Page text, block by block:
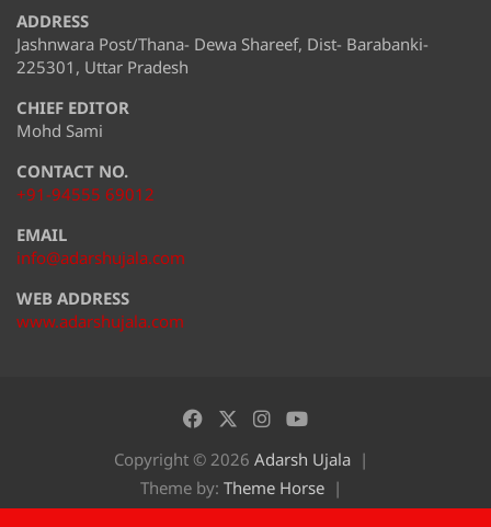
ADDRESS
Jashnwara Post/Thana- Dewa Shareef, Dist- Barabanki-
225301, Uttar Pradesh
CHIEF EDITOR
Mohd Sami
CONTACT NO.
+91-94555 69012
EMAIL
info@adarshujala.com
WEB ADDRESS
www.adarshujala.com
Copyright © 2026 Adarsh Ujala
Theme by: Theme Horse